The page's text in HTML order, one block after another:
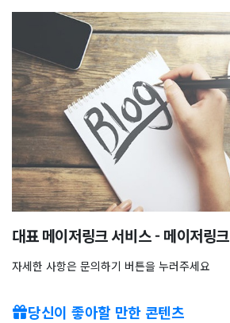
대표 메이저링크 서비스 - 메이저링크
자세한 사항은 문의하기 버튼을 누러주세요
당신이 좋아할 만한 콘텐츠